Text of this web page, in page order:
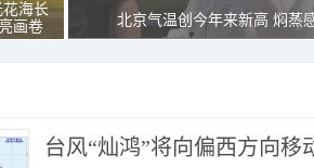
花海长
画卷
北京气温创今年来新高 焖蒸
台风“灿鸿”将向偏西方向移